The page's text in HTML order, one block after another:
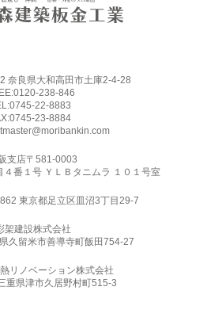
奈良県大和高田市土庫2-4-28
0120-238-846
0745-22-8883
23-8884
支店〒581-0003
４番１号 ＹＬＢタニムラ １０１号室
東京都足立区皿沼3丁目29-7
架建設株式会社
久留米市善導寺町飯田754-27
リノベーション株式会社
重県津市久居野村町515-3